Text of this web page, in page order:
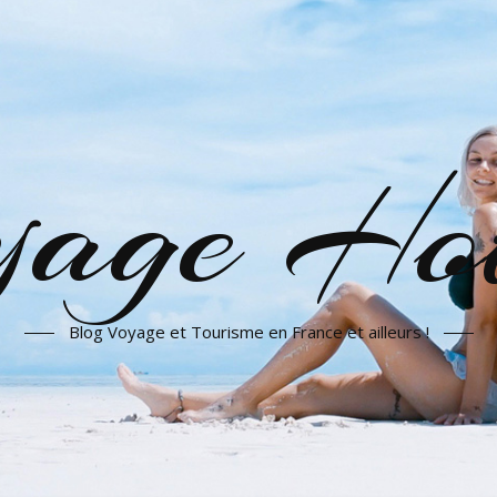
Blog Voyage et Tourisme en France et ailleurs !